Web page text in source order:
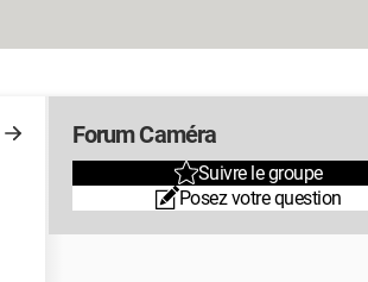
Forum Caméra
Suivre le groupe
Posez votre question